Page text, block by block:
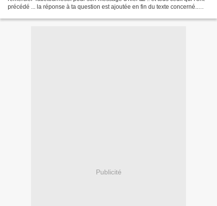
précédé ... la réponse à ta question est ajoutée en fin du texte concerné..
Publicité